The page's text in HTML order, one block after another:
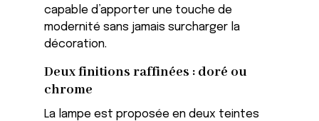
capable d’apporter une touche de
modernité sans jamais surcharger la
décoration.
Deux finitions raffinées : doré ou
chrome
La lampe est proposée en deux teintes